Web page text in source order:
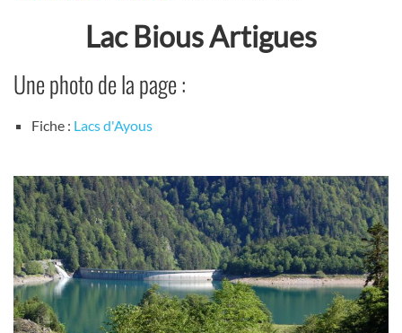
Lac Bious Artigues
Une photo de la page :
Fiche : Lacs d'Ayous